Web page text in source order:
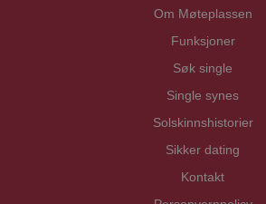
Om Møteplassen
Funksjoner
Søk single
Single synes
Solskinnshistorier
Sikker dating
Kontakt